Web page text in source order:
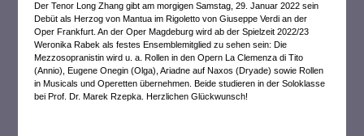
Der Tenor Long Zhang gibt am morgigen Samstag, 29. Januar 2022 sein
Debüt als Herzog von Mantua im Rigoletto von Giuseppe Verdi an der
Oper Frankfurt. An der Oper Magdeburg wird ab der Spielzeit 2022/23
Weronika Rabek als festes Ensemblemitglied zu sehen sein: Die
Mezzosopranistin wird u. a. Rollen in den Opern La Clemenza di Tito
(Annio), Eugene Onegin (Olga), Ariadne auf Naxos (Dryade) sowie Rollen
in Musicals und Operetten übernehmen. Beide studieren in der Soloklasse
bei Prof. Dr. Marek Rzepka. Herzlichen Glückwunsch!